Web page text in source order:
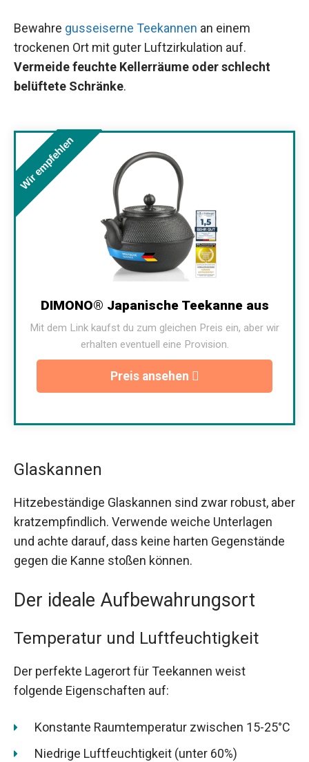
Bewahre gusseiserne Teekannen an einem
trockenen Ort mit guter Luftzirkulation auf.
Vermeide feuchte Kellerräume oder schlecht
belüftete Schränke.
Wir empfehlen
DIMONO® Japanische Teekanne aus
Mit dem Link kaufst du zum gleichen Preis ein, aber wir
erhalten eventuell eine Provision.
Preis ansehen
Glaskannen
Hitzebeständige Glaskannen sind zwar robust, aber
kratzempfindlich. Verwende weiche Unterlagen
und achte darauf, dass keine harten Gegenstände
gegen die Kanne stoßen können.
Der ideale Aufbewahrungsort
Temperatur und Luftfeuchtigkeit
Der perfekte Lagerort für Teekannen weist
folgende Eigenschaften auf:
Konstante Raumtemperatur zwischen 15-25°C
Niedrige Luftfeuchtigkeit (unter 60%)